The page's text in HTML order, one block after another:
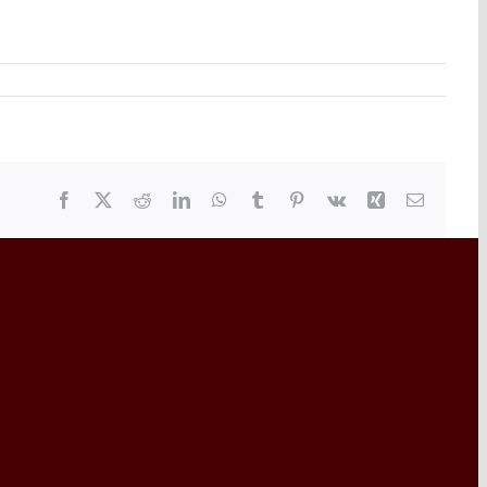
Facebook RedditLinkedInWhatsApp
Tumblr Pinterest
Vk Xing Email